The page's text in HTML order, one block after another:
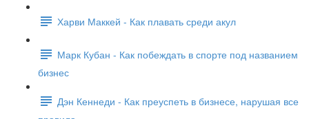
Харви Маккей - Как плавать среди акул
Марк Кубан - Как побеждать в спорте под названием
бизнес
Дэн Кеннеди - Как преуспеть в бизнесе, нарушая все